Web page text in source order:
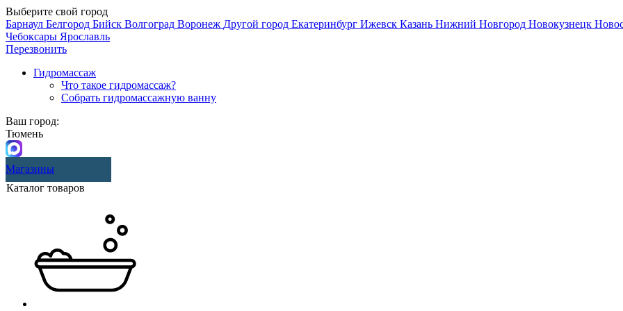
Выберите свой город
Барнаул Белгород Бийск Волгоград Воронеж Другой город Екатеринбург Ижевск Казань Нижний Новгород Новокузнецк
Чебоксары Ярославль
Перезвонить
Гидромассаж
Что такое гидромассаж?
Собрать гидромассажную ванну
Ваш город:
Тюмень
Магазины
Каталог товаров